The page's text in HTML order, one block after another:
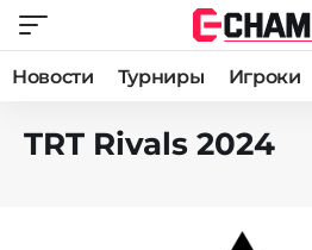
Новости Турниры Игроки
TRT Rivals 2024